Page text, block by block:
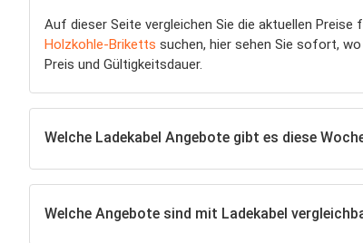
Auf dieser Seite vergleichen Sie die aktuellen Preise
Holzkohle-Briketts suchen, hier sehen Sie sofort,
Preis und Gültigkeitsdauer.
Welche Ladekabel Angebote gibt es diese
Welche Angebote sind mit Ladekabel